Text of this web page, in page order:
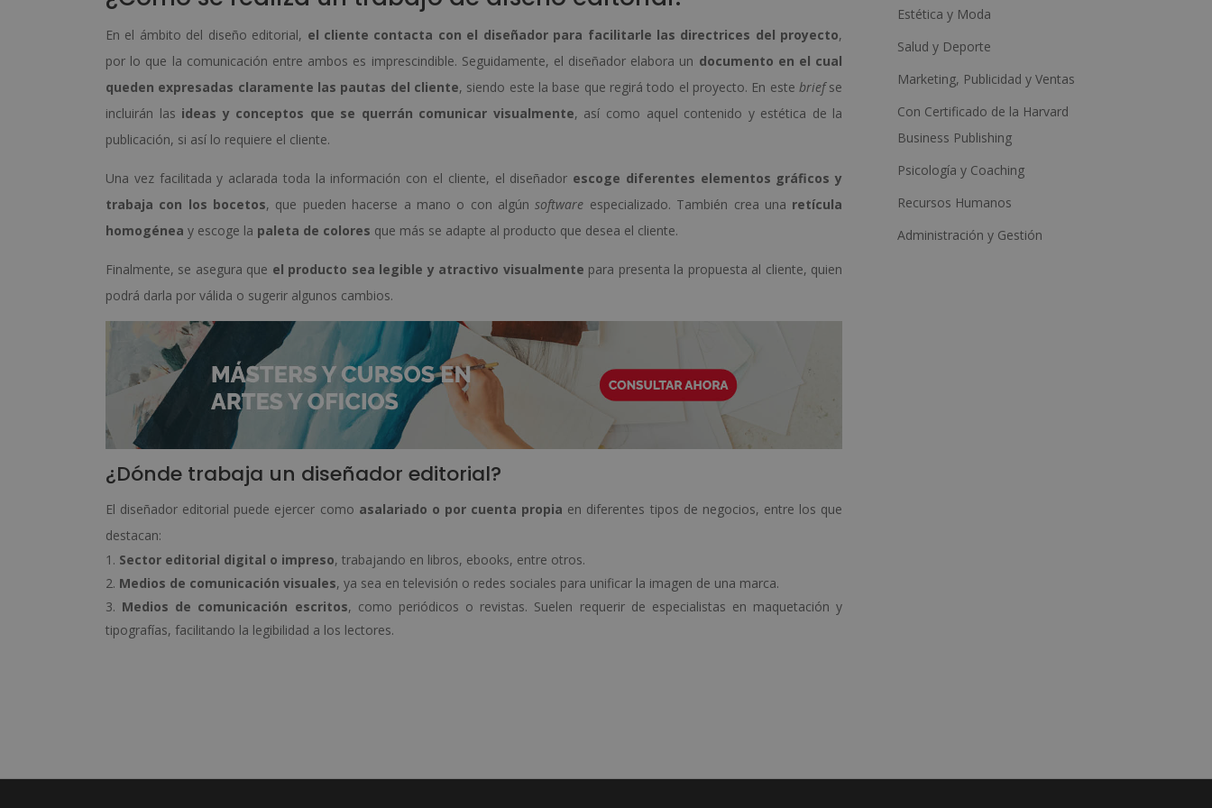
En el ámbito del diseño editorial, el cliente contacta con el diseñador para facilitarle las directrices del proyecto,
por lo que la comunicación entre ambos es imprescindible. Seguidamente, el diseñador elabora un documento en el cual
queden expresadas claramente las pautas del cliente, siendo este la base que regirá todo el proyecto. En este briefse
incluirán las ideas y conceptos que se querrán comunicar visualmente, así como aquel contenido y estética de la
publicación, si así lo requiere el cliente.
Una vez facilitada y aclarada toda la información con el cliente, el diseñador escoge diferentes elementos gráficos y
trabaja con los bocetos, que pueden hacerse a mano o con algúnsoftware especializado. También crea una retícula
homogénea y escoge la paleta de colores que más se adapte al producto que desea el cliente.
Finalmente, se asegura que el producto sea legible y atractivo visualmente para presenta la propuesta al cliente, quien
podrá darla por válida o sugerir algunos cambios.
¿Dónde trabaja un diseñador editorial?
El diseñador editorial puede ejercer como asalariado o por cuenta propia en diferentes tipos de negocios, entre los que
destacan:
Sector editorial digital o impreso, trabajando en libros, ebooks, entre otros.
Medios de comunicación visuales, ya sea en televisión o redes sociales para unificar la imagen de una marca.
Medios de comunicación escritos, como periódicos o revistas. Suelen requerir de especialistas en maquetación y
tipografías, facilitando la legibilidad a los lectores.
Estética y Moda
Salud y Deporte
Marketing, Publicidad y Ventas
Con Certificado de la Harvard
Business Publishing
Psicología y Coaching
Recursos Humanos
Administración y Gestión